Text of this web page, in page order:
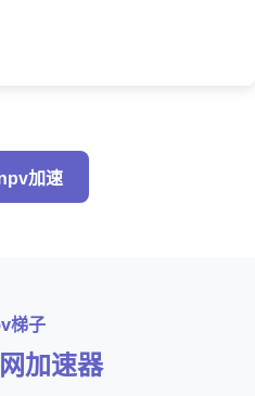
加速
梯子
加速器